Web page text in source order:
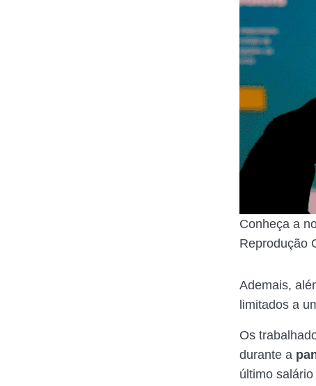
Conheça a
Reprodução
Ademais,
limitados a
Os
durante a
último